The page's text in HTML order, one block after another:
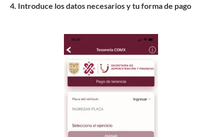
4. Introduce los datos necesarios y tu forma de pago